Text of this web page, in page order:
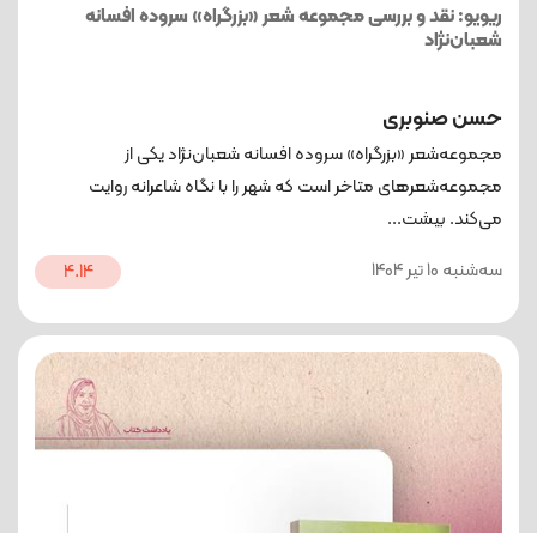
ریویو: نقد و بررسی مجموعه شعر «بزرگراه» سروده افسانه
شعبان‌نژاد
حسن صنوبری
مجموعه‌شعر «بزرگراه» سروده افسانه شعبان‌نژاد یکی از
مجموعه‌شعرهای متاخر است که شهر را با نگاه شاعرانه روایت
می‌کند. بیشت...
ﺳﻪشنبه 10 تیر 1404
4.14